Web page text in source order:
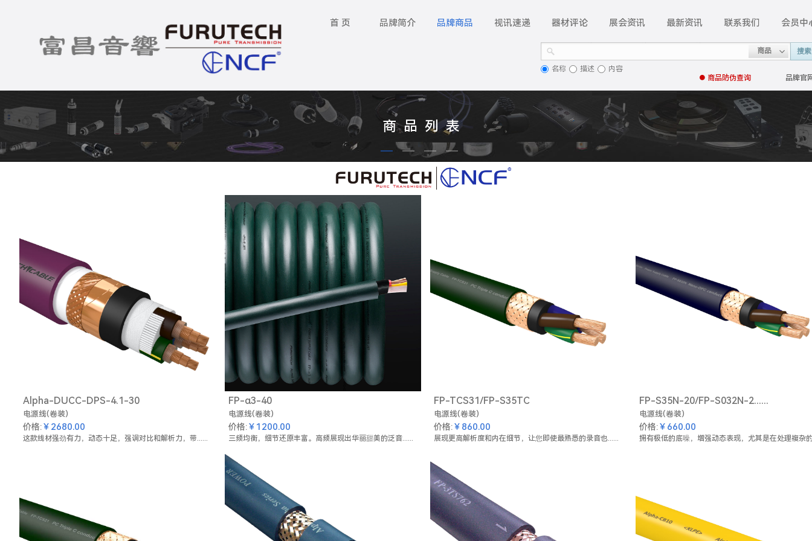
● 商品防伪查询
商品 搜索
名称 描述 内容
首 页 品牌简介 品牌商品 视讯速递 器材评论 展会资讯 最新资讯 联系我们 会员中
品牌官
商 品 列 表
Alpha-DUCC-DPS-4.1-30
电源线(卷装)
价格:￥2680.00
这款线材强劲有力，动态十足，强调对比和解析力，带......
FP-α3-40
电源线(卷装)
价格:￥1200.00
三频均衡，细节还原丰富。高频展现出华丽甜美的泛音......
FP-TCS31/FP-S35TC
电源线(卷装)
价格:￥860.00
展现更高解析度和内在细节，让您即使最熟悉的录音也......
FP-S35N-20/FP-S032N-2......
电源线(卷装)
价格:￥660.00
拥有极低的底噪，增强动态表现，尤其是在处理複杂